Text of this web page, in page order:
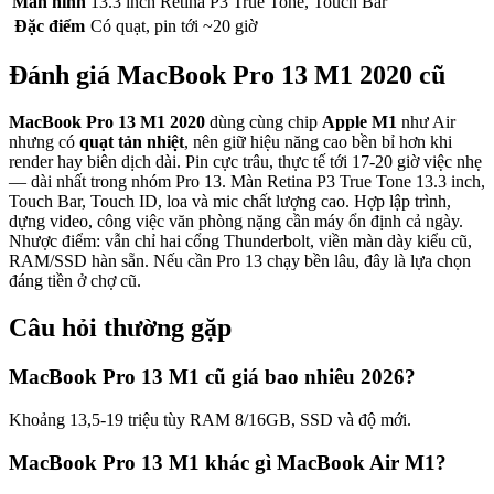
Đặc điểm Có quạt, pin tới ~20 giờ
Đánh giá MacBook Pro 13 M1 2020 cũ
MacBook Pro 13 M1 2020 dùng cùng chip Apple M1 như Air
nhưng có quạt tản nhiệt, nên giữ hiệu năng cao bền bỉ hơn khi
render hay biên dịch dài. Pin cực trâu, thực tế tới 17-20 giờ việc nhẹ
— dài nhất trong nhóm Pro 13. Màn Retina P3 True Tone 13.3 inch,
Touch Bar, Touch ID, loa và mic chất lượng cao. Hợp lập trình,
dựng video, công việc văn phòng nặng cần máy ổn định cả ngày.
Nhược điểm: vẫn chỉ hai cổng Thunderbolt, viền màn dày kiểu cũ,
RAM/SSD hàn sẵn. Nếu cần Pro 13 chạy bền lâu, đây là lựa chọn
đáng tiền ở chợ cũ.
Câu hỏi thường gặp
MacBook Pro 13 M1 cũ giá bao nhiêu 2026?
Khoảng 13,5-19 triệu tùy RAM 8/16GB, SSD và độ mới.
MacBook Pro 13 M1 khác gì MacBook Air M1?